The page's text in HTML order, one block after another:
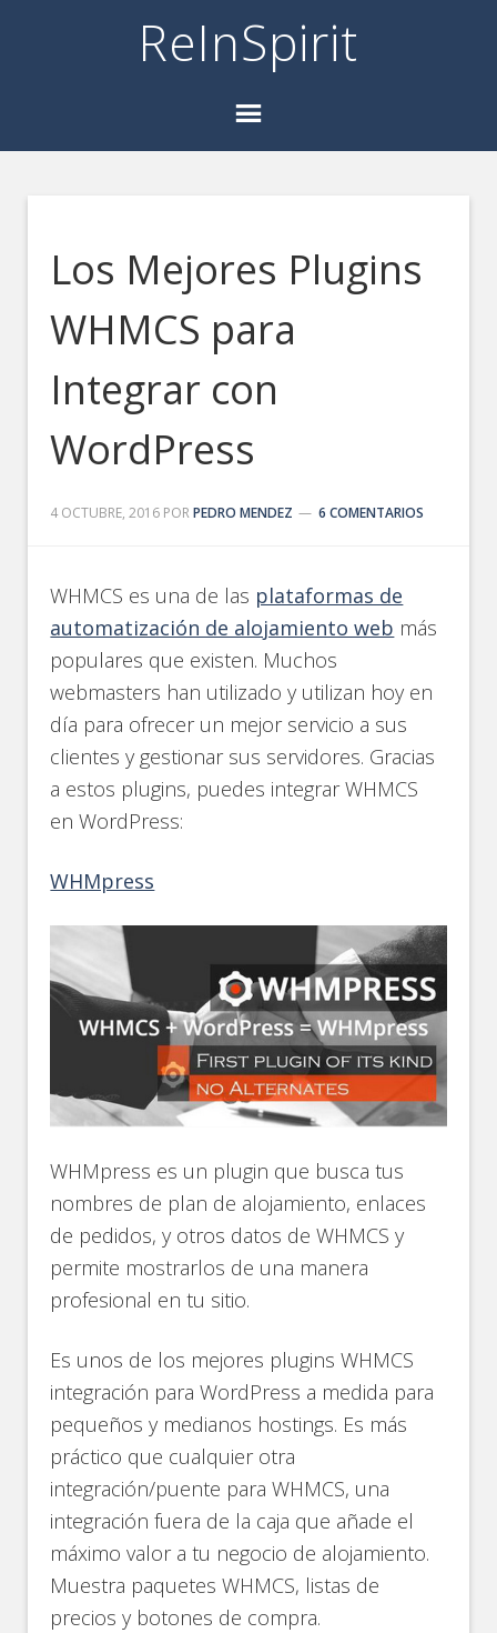
ReInSpirit
Los Mejores Plugins
WHMCS para
Integrar con
WordPress
4 OCTUBRE, 2016 PORPEDRO MENDEZ 6 COMENTARIOS
WHMCS es una de las plataformas de
automatización de alojamiento web más
populares que existen. Muchos
webmasters han utilizado y utilizan hoy en
día para ofrecer un mejor servicio a sus
clientes y gestionar sus servidores. Gracias
a estos plugins, puedes integrar WHMCS
en WordPress:
WHMpress
WHMpress es un plugin que busca tus
nombres de plan de alojamiento, enlaces
de pedidos, y otros datos de WHMCS y
permite mostrarlos de una manera
profesional en tu sitio.
Es unos de los mejores plugins WHMCS
integración para WordPress a medida para
pequeños y medianos hostings. Es más
práctico que cualquier otra
integración/puente para WHMCS, una
integración fuera de la caja que añade el
máximo valor a tu negocio de alojamiento.
Muestra paquetes WHMCS, listas de
precios y botones de compra.